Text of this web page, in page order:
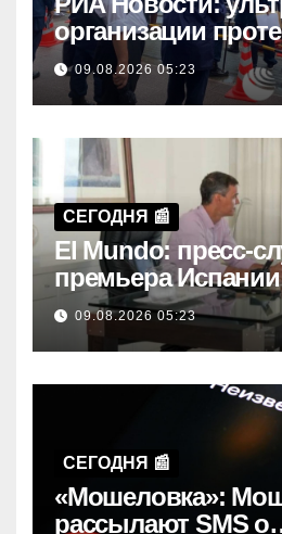
организации
посольства
09.08.2026 05:23
СЕГОДНЯ 📰
El Mundo: пресс-
премьера
сделала его на
09.08.2026 05:23
СЕГОДНЯ 📰
«Мошеловка»:
рассылают SMS о